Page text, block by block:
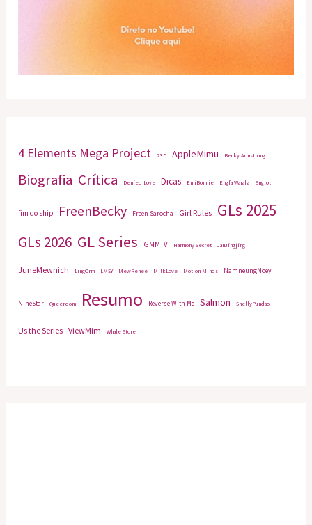
4 Elements Mega Project 23.5 AppleMimu Becky Armstrong
Biografia Crítica Denied Love Dicas EmiBonnie Engfa Waraha Englot
fim do ship FreenBecky Freen Sarocha Girl Rules GLs 2025
GLs 2026 GL Series GMMTV Harmony Secret JanJingjing
JuneMewnich LingOrm LMSY MewRenee MilkLove Motion Minds NamneungNoey
NineStar Queendom Resumo Reverse With Me Salmon ShellyPundao
Us the Series ViewMim Whale Store